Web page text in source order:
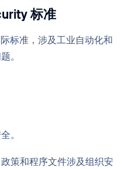
标准
际标准，涉及工业自动化和
。
。
策和程序文件涉及组织安